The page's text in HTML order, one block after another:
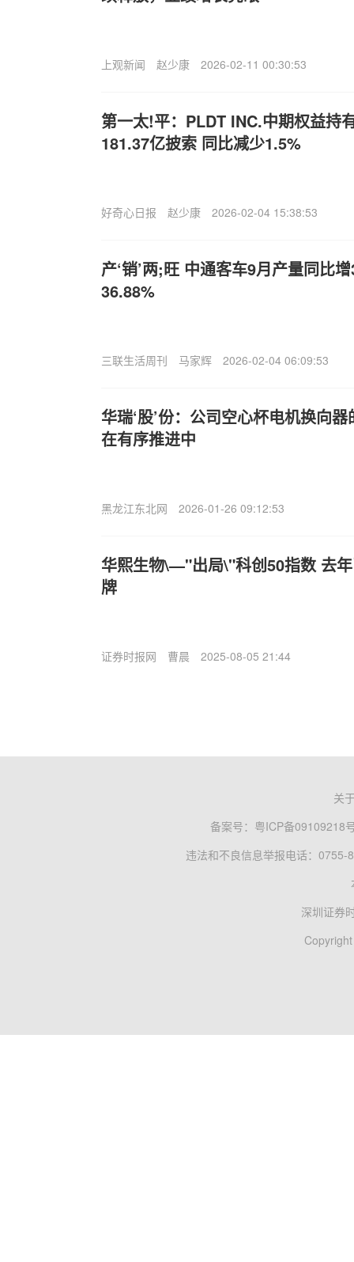
上观新闻 赵少康 2026-02-11 00:30:53
第一太!平：PLDT INC.中期权益持
181.37亿披索 同比减少1.5%
好奇心日报 赵少康 2026-02-04 15:38:53
产‘销’两;旺 中通客车9月产量同比
36.88%
三联生活周刊 马家辉 2026-02-04 06:09:53
华瑞‘股’份：公司空心杯电机换向
在有序推进中
黑龙江东北网 2026-01-26 09:12:53
华熙生物\—"出局\"科创50指数 去
牌
证券时报网 曹晨 2025-08-05 21:44
关
备案号： 粤ICP备09109218
违法和不良信息举报电话：0755-
深圳证券